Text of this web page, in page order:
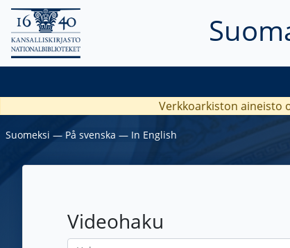
Verkkoarkiston aineisto
Suomeksi ― På svenska ― In English
Videohaku